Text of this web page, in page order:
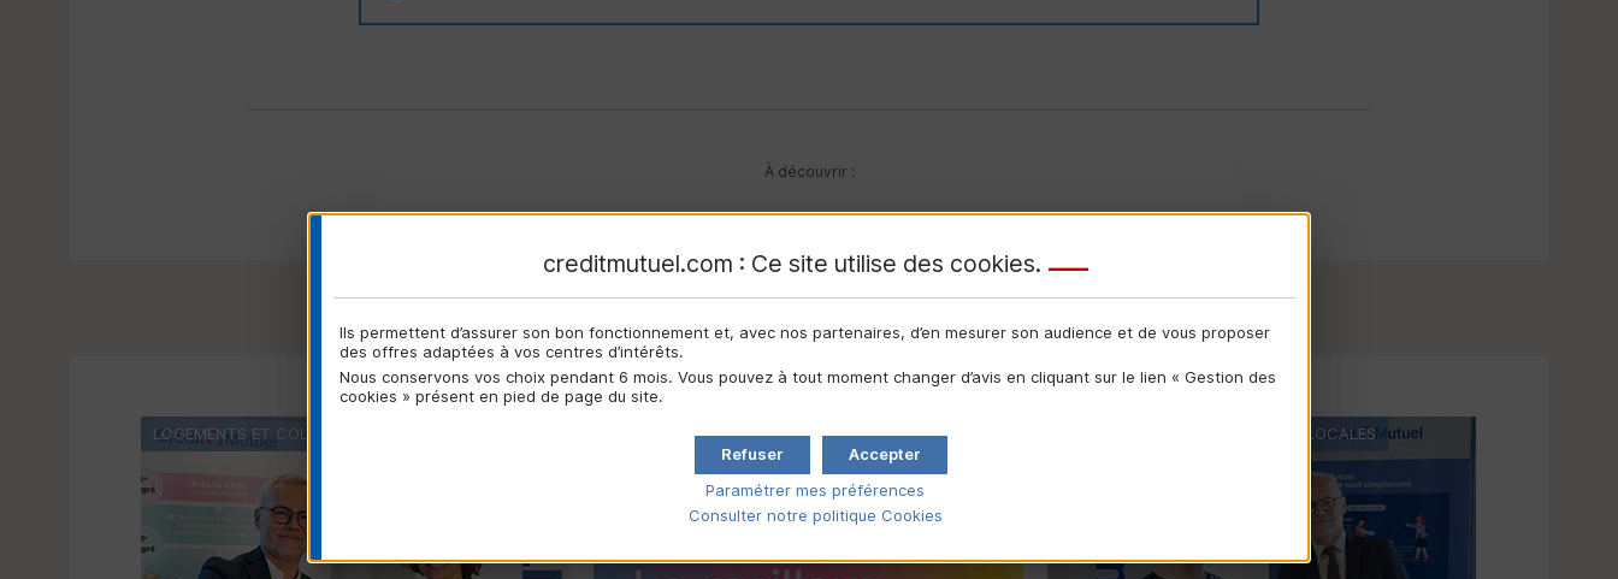
À découvrir :
Pour aller plus loin
LOGEMENTS ET COLLECTIVITÉS LOCALES LOGEMENTS ET COLLECTIVITÉS LOCALES LOGEMENTS ET COLLECTIVITÉS LOCALES
creditmutuel.com : Ce site utilise des cookies.
Ils permettent d’assurer son bon fonctionnement et, avec nos partenaires, d’en mesurer son audience et de vous proposer
des offres adaptées à vos centres d’intérêts.
Nous conservons vos choix pendant 6 mois. Vous pouvez à tout moment changer d’avis en cliquant sur le lien « Gestion des
cookies » présent en pied de page du site.
Accepter
Refuser
Paramétrer mes préférences
Consulter notre politique Cookies